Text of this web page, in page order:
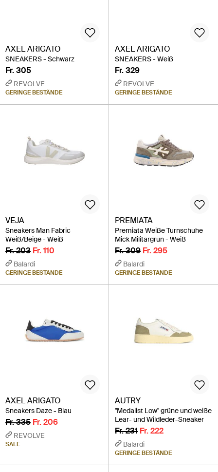
AXEL ARIGATO
SNEAKERS - Schwarz
Fr. 305
REVOLVE
GERINGE BESTÄNDE
AXEL ARIGATO
SNEAKERS - Weiß
Fr. 329
REVOLVE
GERINGE BESTÄNDE
VEJA
Sneakers Man Fabric
Weiß/Beige - Weiß
Fr. 203 Fr. 110
Balardi
GERINGE BESTÄNDE
PREMIATA
Premiata Weiße Turnschuhe
Mick Militärgrün - Weiß
Fr. 309 Fr. 295
Balardi
GERINGE BESTÄNDE
AXEL ARIGATO
Sneakers Daze - Blau
Fr. 335 Fr. 206
REVOLVE
SALE
AUTRY
"Medalist Low" grüne und weiße
Lear- und Wildleder-Sneaker
Fr. 231 Fr. 222
Balardi
GERINGE BESTÄNDE